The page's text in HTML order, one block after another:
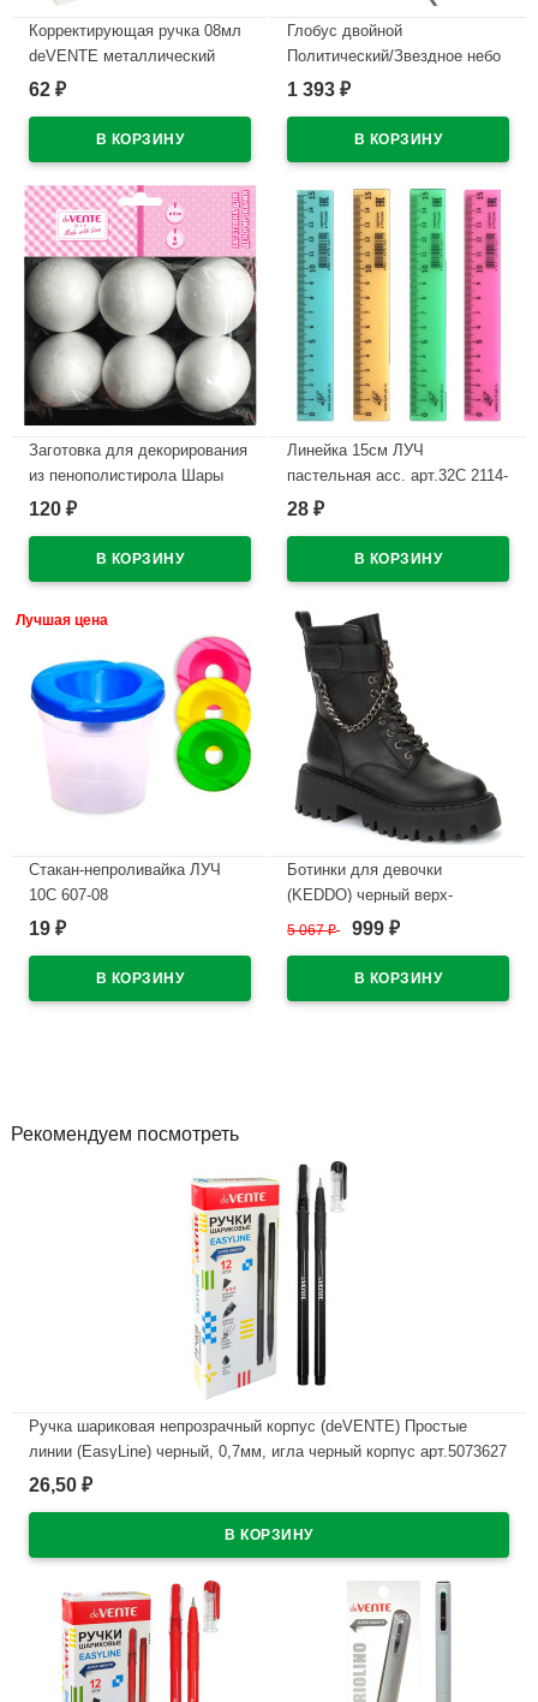
Корректирующая ручка 08мл
deVENTE металлический
наконечник арт.4061108
62 ₽
Глобус двойной
Политический/Звездное небо
250мм День и и ночь с
Ке012500278
1 393 ₽
Заготовка для декорирования
из пенополистирола Шары
6шт d-60мм deVENTE
120 ₽
Линейка 15см ЛУЧ
пастельная асс. арт.32С 2114-
08
28 ₽
Лучшая цена
Стакан-непроливайка ЛУЧ
10С 607-08
В наличии
19 ₽
Ботинки для девочки
(KEDDO) черный верх-
искусственная кожа
538123/25-01
5 067₽ 999 ₽
Рекомендуем посмотреть
Ручка шариковая непрозрачный корпус (deVENTE) Простые
линии (EasyLine) черный, 0,7мм, игла черный корпус арт.5073627
В наличии
26,50 ₽